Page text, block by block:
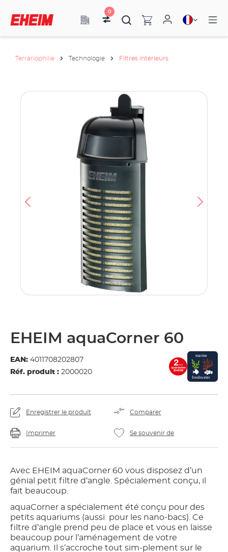
0
Terrariophilie Technologie Filtres intérieurs
EHEIM aquaCorner 60
EAN: 4011708202807
Réf. produit : 2000020
Enregistrer le produit Comparer
Imprimer Se souvenir de
Avec EHEIM aquaCorner 60 vous disposez d’un
génial petit filtre d‘angle. Spécialement conçu, il
fait beaucoup.
aquaCorner a spécialement été conçu pour des
petits aquariums (aussi pour les nano-bacs). Ce
filtre d’angle prend peu de place et vous en laisse
beaucoup pour l’aménagement de votre
aquarium. Il s’accroche tout sim-plement sur le